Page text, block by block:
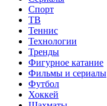
Спорт
ТВ
Теннис
Технологии
Тренды
Фигурное катание
Фильмы и сериалы
Футбол
Хоккей